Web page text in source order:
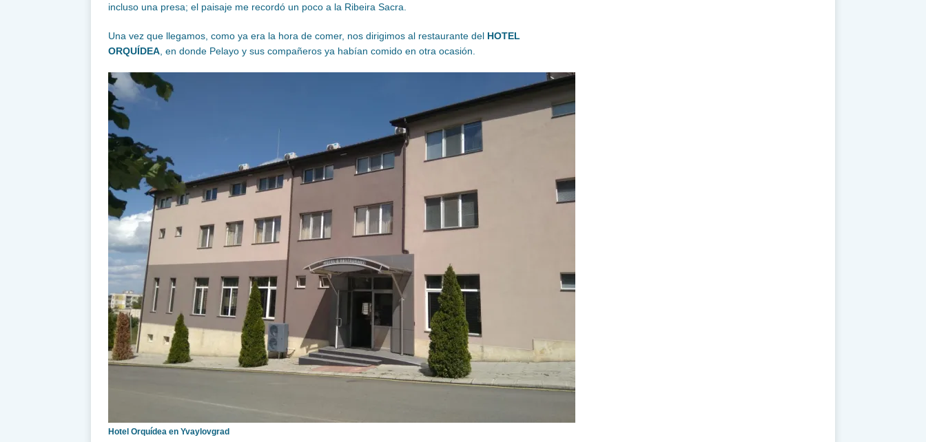
incluso una presa; el paisaje me recordó un poco a la Ribeira Sacra.
Una vez que llegamos, como ya era la hora de comer, nos dirigimos al restaurante del HOTEL
ORQUÍDEA , en donde Pelayo y sus compañeros ya habían comido en otra ocasión.
Hotel Orquídea en Yvaylovgrad